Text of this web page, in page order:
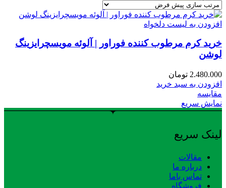
افزودن به لیست دلخواه
خرید کرم مرطوب کننده فوراور | آلوئه مویسچرایزینگ
لوشن
2.480.000 تومان
افزودن به سبد خرید
مقایسه
نمایش سریع
لینک سریع
مقالات
درباره ما
تماس باما
فروشگاه